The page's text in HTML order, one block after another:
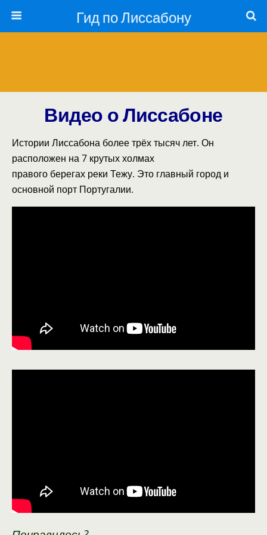
Гид по Лиссабону
Видео о Лиссабоне
Истории Лиссабона более трёх тысяч лет. Он
расположен на7 крутыххолмах
правого берегах реки Тежу. Это главный город и
основной порт Португалии.